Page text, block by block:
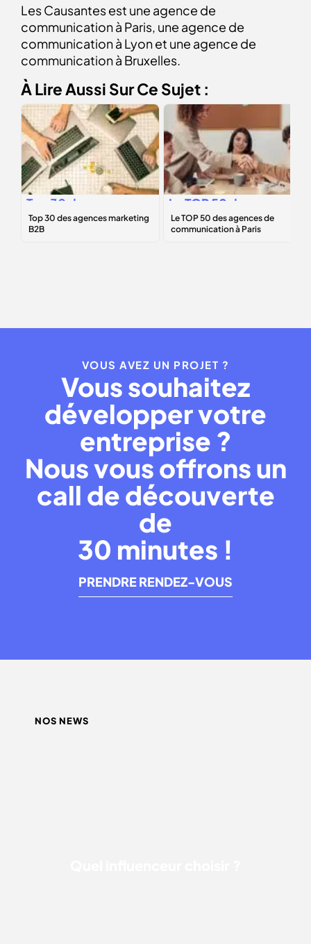
Les Causantes est une agence de
communication à Paris, une agence de
communication à Lyon et une agence de
communication à Bruxelles.
À Lire Aussi Sur Ce Sujet :
Top 30 des
agences
marketing B2B
Le TOP 50 des
agences de
communication à
VOUS AVEZ UN PROJET ?
Vous souhaitez
développer votre
entreprise ?
Nous vous offrons un
call de découverte
de
30 minutes !
PRENDRE RENDEZ-VOUS
NOS NEWS